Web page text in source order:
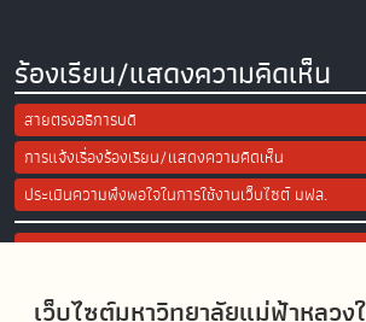
เว็บไซต์มหาวิทยาลัยแม่ฟ้าหลวง
ร้องเรียน/แสดงความคิดเห็น
สายตรงอธิการบดี
การแจ้งเรื่องร้องเรียน/แสดงความคิดเห็น
ประเมินความพึงพอใจในการใช้งานเว็บไซต์ มฟล.
Site Map